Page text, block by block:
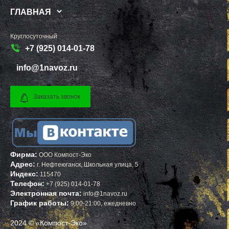
РЖАВКИ
РОГАЧЕВО
РОГОЗИНО
РОДНИКИ
РОЖДЕСТВЕНО
РОШАЛЬ
РУБЛЕВО
РУЗА
РЯЗАНОВСКИЙ
СВЕРДЛОВСКИЙ
СЕВЕРНЫЙ
СЕЛО ЯМ
СЕЛЯТИНО
СЕРГИЕВ ПОСАД
СЕРЕБРЯНЫЕ ПРУДЫ
СЕРПУХОВ
СКОРОПУСКОВСКИЙ
СНЕГИРИ
СОЛНЕЧНОГОРСК
СОЛНЦЕВО
СОФРИНО
СОФЬИНО
СТАРАЯ КУПАВНА
СТАРБЕЕВО
СТАРЫЙ ГОРОДОК
СТОЛБОВАЯ
СТУПИНО
ШАРЬЯ
ЧИСТОПОЛЬ
ЕФРЕМОВ
ЧЕРНЯХОВСК
ЛЕРМОНТОВ
ТОРЖОК
ШУМЕРЛЯ
ЛЕНИНСК
ШУЯ
ТУЛУН
ЧЕРЕМХОВО
ПРОХЛАДНЫЙ
МЕЖДУРЕЧЕНСК
КИРОВО ЧЕПЕЦК
БЕЛАЯ КАЛИТВА
КАСИМОВ
МОЖГА
КЫШТЫМ
СТРУНИНО
МАЙСКИЙ
АРСЕНЬЕВ
ПОЛЕВСКОЙ
КИМОВСК
ДАГЕСТАНСКИЕ ОГНИ
ЗАВОЛЖЬЕ
ЖИГУЛЕВСК
НЕФТЕГОРСК
ГЛАВНАЯ
Круглосуточный
+7 (925) 014-01-78
info@1navoz.ru
Заказать звонок
Фирма: ООО Компост-Эко
Адрес:г. Нефтеюганск,Школьная улица, 5
Индекс: 115470
Телефон: +7 (925) 014-01-78
Электронная почта: info@1navoz.ru
График работы:9:00-21:00, ежедневно
2024 © «Компост-Эко»